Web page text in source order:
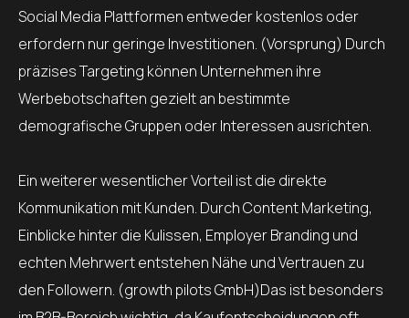
Social Media Plattformen entweder kostenlos oder
erfordern nur geringe Investitionen. (Vorsprung) Durch
präzises Targeting können Unternehmen ihre
Werbebotschaften gezielt an bestimmte
demografische Gruppen oder Interessen ausrichten.
Ein weiterer wesentlicher Vorteil ist die direkte
Kommunikation mit Kunden. Durch Content Marketing,
Einblicke hinter die Kulissen, Employer Branding und
echten Mehrwert entstehen Nähe und Vertrauen zu
den Followern. (growth pilots GmbH)Das ist besonders